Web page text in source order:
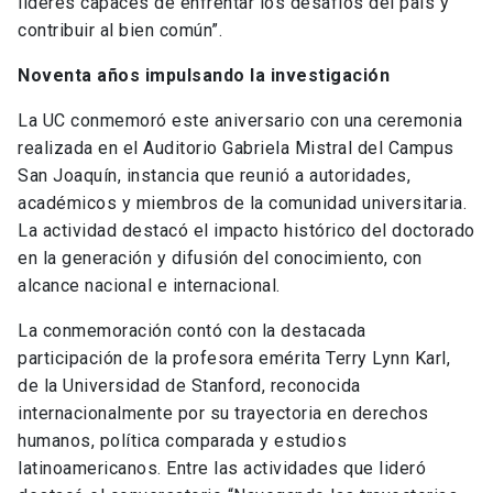
contribuir al bien común”.
Noventa años impulsando la investigación
La UC conmemoró este aniversario con una ceremonia
realizada en el Auditorio Gabriela Mistral del Campus
San Joaquín, instancia que reunió a autoridades,
académicos y miembros de la comunidad universitaria.
La actividad destacó el impacto histórico del doctorado
en la generación y difusión del conocimiento, con
alcance nacional e internacional.
La conmemoración contó con la destacada
participación de la profesora emérita Terry Lynn Karl,
de la Universidad de Stanford, reconocida
internacionalmente por su trayectoria en derechos
humanos, política comparada y estudios
latinoamericanos. Entre las actividades que lideró